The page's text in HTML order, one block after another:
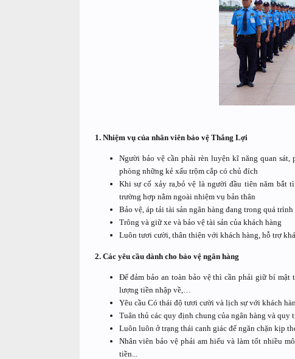
1. Nhiệm vụ của nhân viên bảo vệ Thắng Lợi
Người bảo vệ cần phải rèn luyện kĩ năng quan
phòng những kẻ xấu trộm cắp có chủ đích
Khi sự cố xảy ra,bỏ vệ là người đầu tiên năm bắt
trường hợp nằm ngoài nhiệm vụ bản thân
Bảo vệ, áp tải tài sản ngân hàng đang trong quá
Trông và giữ xe và bảo vệ tài sản của khách hàng
Luôn tươi cười, thân thiện với khách hàng, hỗ trợ
2. Các yêu cầu dành cho bảo vệ ngân hàng
Để đảm bảo an toàn bảo vệ thì cần phải giữ bí mật
lượng tiền nhập về,…
Yêu cầu Có thái độ tươi cười và lịch sự với khách
Tuân thủ các quy định chung của ngân hàng và
Luôn luôn ở trạng thái canh giác để ngăn chặn kịp
Nhân viên bảo vệ phải am hiểu và làm tốt nhiều
tiền...